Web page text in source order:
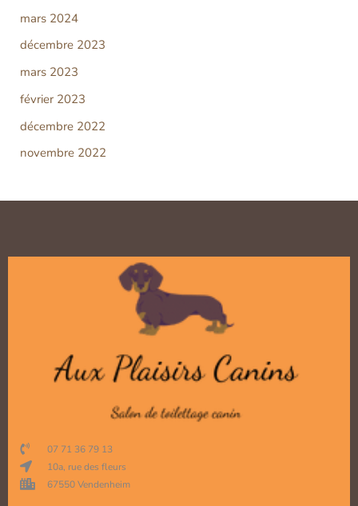
mars 2024
décembre 2023
mars 2023
février 2023
décembre 2022
novembre 2022
07 71 36 79 13
10a, rue des fleurs
67550 Vendenheim